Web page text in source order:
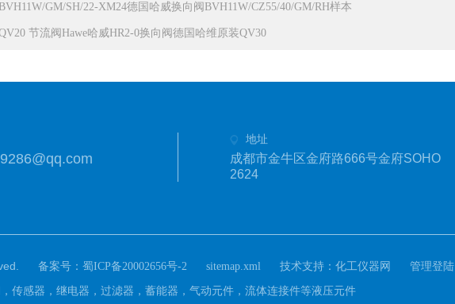
BVH11W/GM/SH/22-XM24德国哈威换向阀BVH11W/CZ55/40/GM/RH样本
节流阀Hawe哈威HR2-0换向阀德国哈维原装QV30
地址
成都市金牛区金府路666号金府SOHO
2624
备案号： 蜀ICP备20002656号-2 sitemap.xml 技术支持： 化工仪器网 管理登陆
传感器，继电器，过滤器，蓄能器，气动元件，流体连接件等液压元件